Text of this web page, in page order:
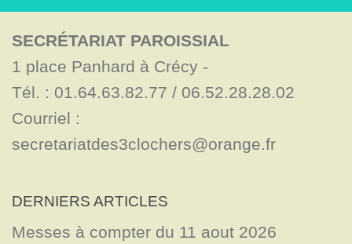
SECRÉTARIAT PAROISSIAL
1 place Panhard à Crécy -
Tél. : 01.64.63.82.77 / 06.52.28.28.02
Courriel :
secretariatdes3clochers@orange.fr
DERNIERS ARTICLES
Messes à compter du 11 aout 2026